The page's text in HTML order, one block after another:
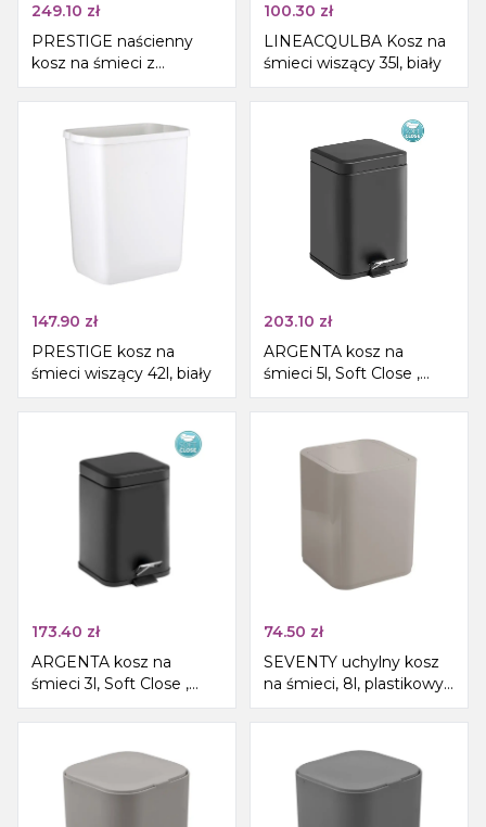
249.10 zł
PRESTIGE naścienny
kosz na śmieci z
pokrywą i mocowaniem
do worka, 42 l, biały
100.30 zł
LINEACQULBA Kosz na
śmieci wiszący 35l, biały
147.90 zł
PRESTIGE kosz na
śmieci wiszący 42l, biały
203.10 zł
ARGENTA kosz na
śmieci 5l, Soft Close ,
czarny mat
173.40 zł
ARGENTA kosz na
śmieci 3l, Soft Close ,
czarny mat
74.50 zł
SEVENTY uchylny kosz
na śmieci, 8l, plastikowy
ABS, beżowy